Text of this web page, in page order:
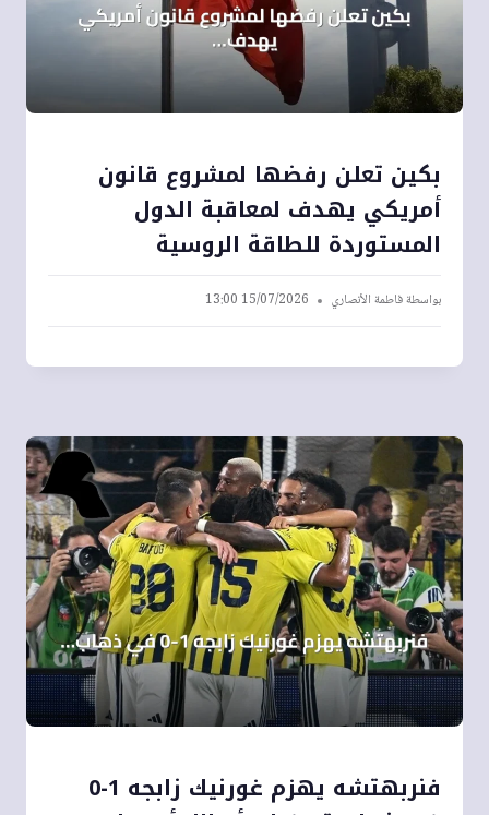
بكين تعلن رفضها لمشروع قانون
أمريكي يهدف لمعاقبة الدول
المستوردة للطاقة الروسية
بواسطةفاطمة الأنصاري 15/07/2026 13:00
فنربهتشه يهزم غورنيك زابجه 1-0